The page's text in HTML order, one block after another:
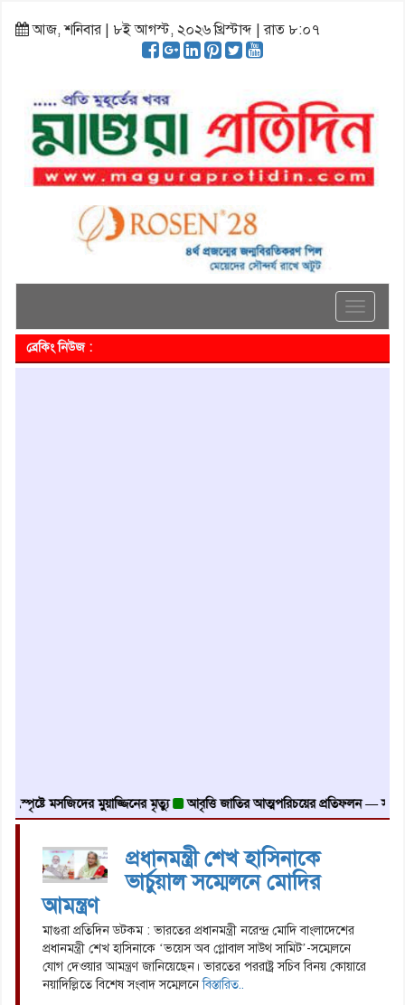
আজ, শনিবার | ৮ই আগস্ট, ২০২৬ খ্রিস্টাব্দ | রাত ৮:০৭
Toggle
ব্রেকিং নিউজ :
মসজিদের মুয়াজ্জিনের মৃত্যু আবৃত্তি জাতির আত্মপরিচয়ের প্রতিফলন — সংস্কৃতি
প্রধানমন্ত্রী শেখ হাসিনাকে
ভার্চুয়াল সম্মেলনে মোদির
আমন্ত্রণ
মাগুরা প্রতিদিন ডটকম : ভারতের প্রধানমন্ত্রী নরেন্দ্র মোদি বাংলাদেশের
প্রধানমন্ত্রী শেখ হাসিনাকে ‘ভয়েস অব গ্লোবাল সাউথ সামিট’-সম্মেলনে
যোগ দেওয়ার আমন্ত্রণ জানিয়েছেন। ভারতের পররাষ্ট্র সচিব বিনয় কোয়ারে
নয়াদিল্লিতে বিশেষ সংবাদ সম্মেলনেবিস্তারিত..